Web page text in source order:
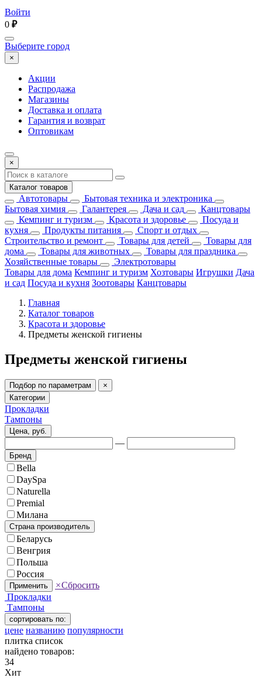
Войти
0 ₽
Выберите город
×
Акции
Распродажа
Магазины
Доставка и оплата
Гарантия и возврат
Оптовикам
×
Каталог товаров
Автотовары
Бытовая техника и электроника
Бытовая химия
Галантерея Дача и сад
Канцтовары
Кемпинг и туризм
Красота и здоровье
Посуда и
кухня
Продукты питания
Спорт и отдых
Строительство и ремонт
Товары для детей
Товары для
дома
Товары для животных
Товары для праздника
Хозяйственные товары
Электротовары
Товары для дома Кемпинг и туризм Хозтовары Игрушки Дача
и сад Посуда и кухня Зоотовары Канцтовары
Главная
Каталог товаров
Красота и здоровье
Предметы женской гигиены
Предметы женской гигиены
Подбор по параметрам
×
Категории
Прокладки
Тампоны
Цена, руб.
—
Бренд
Bella
DaySpa
Naturella
Premial
Милана
Страна производитель
Беларусь
Венгрия
Польша
Россия
Применить ×Сбросить
Прокладки
Тампоны
сортировать по:
цене названию популярности
плитка список
найдено товаров:
34
Хит